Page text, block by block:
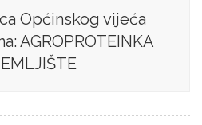
Općinskog vijeća
AGROPROTEINKA